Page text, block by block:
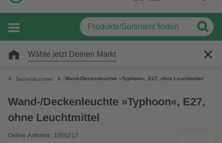
Wähle jetzt Deinen Markt
Deckenleuchten Wand-/Deckenleuchte »Typhoon«, E27, ohne Leuchtmittel
Wand-/Deckenleuchte »Typhoon«, E27,
ohne Leuchtmittel
Online-Artikelnr.: 1000217